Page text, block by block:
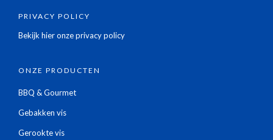
PRIVACY POLICY
Bekijk hier onze privacy policy
ONZE PRODUCTEN
BBQ & Gourmet
Gebakken vis
Gerookte vis